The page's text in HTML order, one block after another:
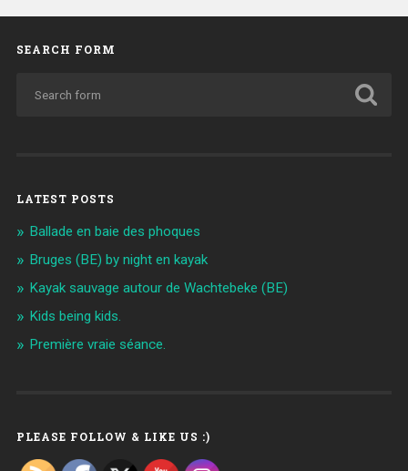
SEARCH FORM
LATEST POSTS
Ballade en baie des phoques
Bruges (BE) by night en kayak
Kayak sauvage autour de Wachtebeke (BE)
Kids being kids.
Première vraie séance.
PLEASE FOLLOW & LIKE US :)